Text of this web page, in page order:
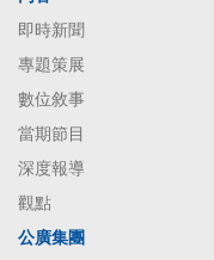
即時新聞
專題策展
數位敘事
當期節目
深度報導
觀點
公廣集團